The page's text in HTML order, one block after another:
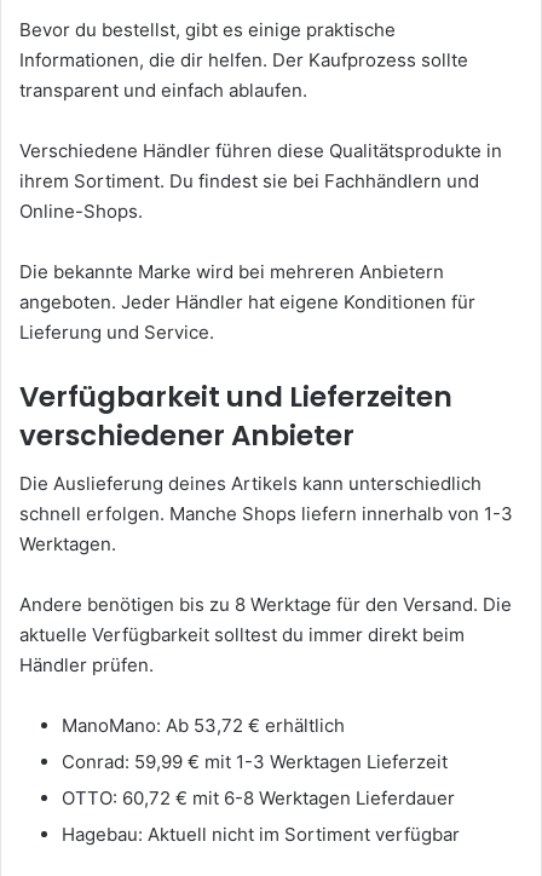
Bevor du bestellst, gibt es einige praktische
Informationen, die dir helfen. Der Kaufprozess sollte
transparent und einfach ablaufen.
Verschiedene Händler führen diese Qualitätsprodukte in
ihrem Sortiment. Du findest sie bei Fachhändlern und
Online-Shops.
Die bekannte Marke wird bei mehreren Anbietern
angeboten. Jeder Händler hat eigene Konditionen für
Lieferung und Service.
Verfügbarkeit und Lieferzeiten
verschiedener Anbieter
Die Auslieferung deines Artikels kann unterschiedlich
schnell erfolgen. Manche Shops liefern innerhalb von 1-3
Werktagen.
Andere benötigen bis zu 8 Werktage für den Versand. Die
aktuelle Verfügbarkeit solltest du immer direkt beim
Händler prüfen.
ManoMano: Ab 53,72 € erhältlich
Conrad: 59,99 € mit 1-3 Werktagen Lieferzeit
OTTO: 60,72 € mit 6-8 Werktagen Lieferdauer
Hagebau: Aktuell nicht im Sortiment verfügbar